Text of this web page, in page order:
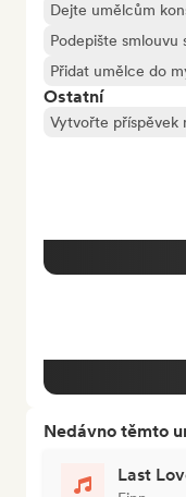
Dejte umělcům
Podepište
Přidat umělce do
Ostatní
Vytvořte příspěvek
Nedávno těmto
Last